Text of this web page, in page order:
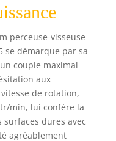
L-
Pick &
de vie et l’
de
Outil
avec
en
pour visser
sans et
percussion
un
de 35
perceuse-visseuse
se démarque par sa
couple maximal
aux
de rotation,
min, lui confère la
dures avec
agréablement